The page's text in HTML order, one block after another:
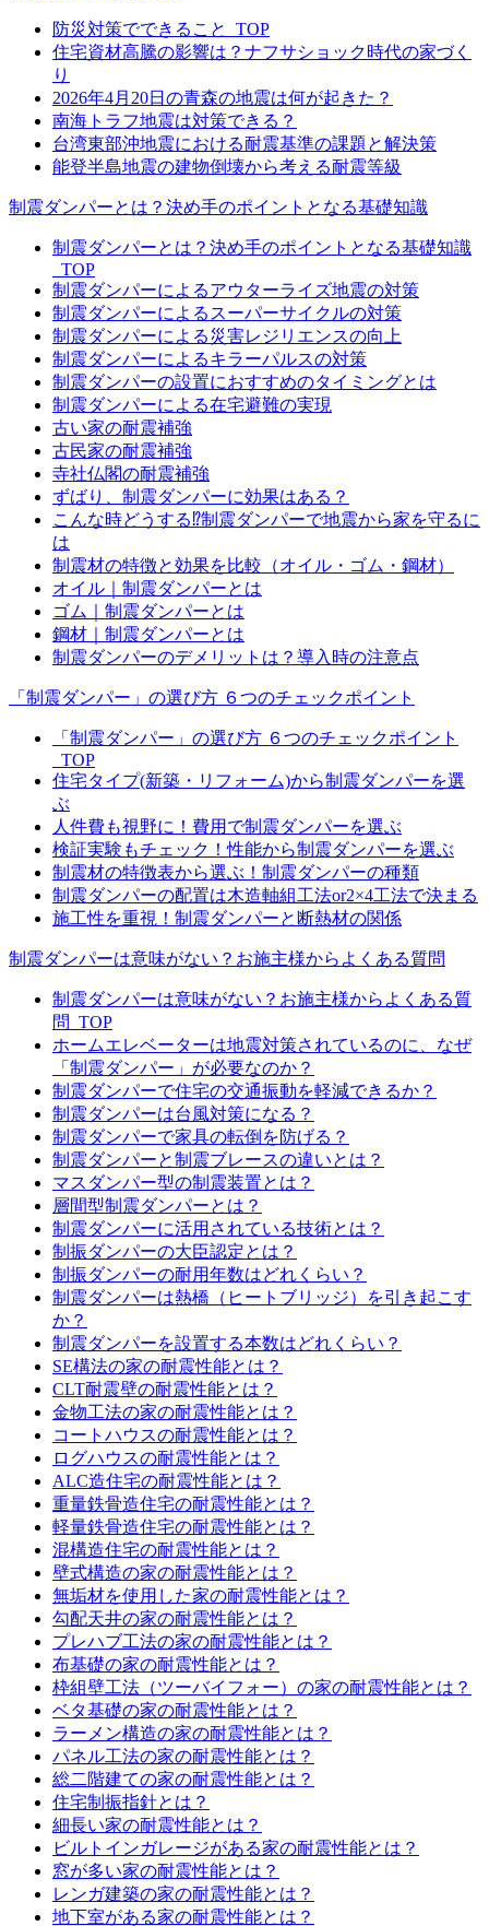
防災対策でできること_TOP
住宅資材高騰の影響は？ナフサショック時代の家づく
り
2026年4月20日の青森の地震は何が起きた？
南海トラフ地震は対策できる？
台湾東部沖地震における耐震基準の課題と解決策
能登半島地震の建物倒壊から考える耐震等級
制震ダンパーとは？決め手のポイントとなる基礎知識
制震ダンパーとは？決め手のポイントとなる基礎知識
_TOP
制震ダンパーによるアウターライズ地震の対策
制震ダンパーによるスーパーサイクルの対策
制震ダンパーによる災害レジリエンスの向上
制震ダンパーによるキラーパルスの対策
制震ダンパーの設置におすすめのタイミングとは
制震ダンパーによる在宅避難の実現
古い家の耐震補強
古民家の耐震補強
寺社仏閣の耐震補強
ずばり、制震ダンパーに効果はある？
こんな時どうする⁉制震ダンパーで地震から家を守るに
は
制震材の特徴と効果を比較（オイル・ゴム・鋼材）
オイル｜制震ダンパーとは
ゴム｜制震ダンパーとは
鋼材｜制震ダンパーとは
制震ダンパーのデメリットは？導入時の注意点
「制震ダンパー」の選び方 ６つのチェックポイント
「制震ダンパー」の選び方 ６つのチェックポイント
_TOP
住宅タイプ(新築・リフォーム)から制震ダンパーを選
ぶ
人件費も視野に！費用で制震ダンパーを選ぶ
検証実験もチェック！性能から制震ダンパーを選ぶ
制震材の特徴表から選ぶ！制震ダンパーの種類
制震ダンパーの配置は木造軸組工法or2×4工法で決まる
施工性を重視！制震ダンパーと断熱材の関係
制震ダンパーは意味がない？お施主様からよくある質問
制震ダンパーは意味がない？お施主様からよくある質
問_TOP
ホームエレベーターは地震対策されているのに、なぜ
「制震ダンパー」が必要なのか？
制震ダンパーで住宅の交通振動を軽減できるか？
制震ダンパーは台風対策になる？
制震ダンパーで家具の転倒を防げる？
制震ダンパーと制震ブレースの違いとは？
マスダンパー型の制震装置とは？
層間型制震ダンパーとは？
制震ダンパーに活用されている技術とは？
制振ダンパーの大臣認定とは？
制振ダンパーの耐用年数はどれくらい？
制震ダンパーは熱橋（ヒートブリッジ）を引き起こす
か？
制震ダンパーを設置する本数はどれくらい？
SE構法の家の耐震性能とは？
CLT耐震壁の耐震性能とは？
金物工法の家の耐震性能とは？
コートハウスの耐震性能とは？
ログハウスの耐震性能とは？
ALC造住宅の耐震性能とは？
重量鉄骨造住宅の耐震性能とは？
軽量鉄骨造住宅の耐震性能とは？
混構造住宅の耐震性能とは？
壁式構造の家の耐震性能とは？
無垢材を使用した家の耐震性能とは？
勾配天井の家の耐震性能とは？
プレハブ工法の家の耐震性能とは？
布基礎の家の耐震性能とは？
枠組壁工法（ツーバイフォー）の家の耐震性能とは？
ベタ基礎の家の耐震性能とは？
ラーメン構造の家の耐震性能とは？
パネル工法の家の耐震性能とは？
総二階建ての家の耐震性能とは？
住宅制振指針とは？
細長い家の耐震性能とは？
ビルトインガレージがある家の耐震性能とは？
窓が多い家の耐震性能とは？
レンガ建築の家の耐震性能とは？
地下室がある家の耐震性能とは？